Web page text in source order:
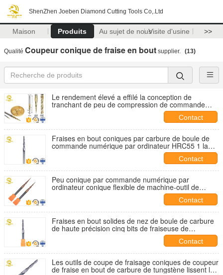
ShenZhen Joeben Diamond Cutting Tools Co,.Ltd
Maison Produits Au sujet de nousVisite d'usine >>
Qualité Coupeur conique de fraise en bout supplier. (13)
Le rendement élevé a effilé la conception de
tranchant de peu de compression de commande
numérique par ordinateur de coupeur de fraise en
Contact
Fraises en bout coniques par carbure de boule de
commande numérique par ordinateur HRC55 1 lame
de dièse de fraise en bout de carbure de 8 pouces
Contact
Peu conique par commande numérique par
ordinateur conique flexible de machine-outil de
routeur de commande numérique par ordinateur de
Contact
Fraises en bout solides de nez de boule de carbure
de haute précision cinq bits de fraiseuse de
commande numérique par ordinateur d'axe
Contact
Les outils de coupe de fraisage coniques de coupeur
de fraise en bout de carbure de tungstène lissent le